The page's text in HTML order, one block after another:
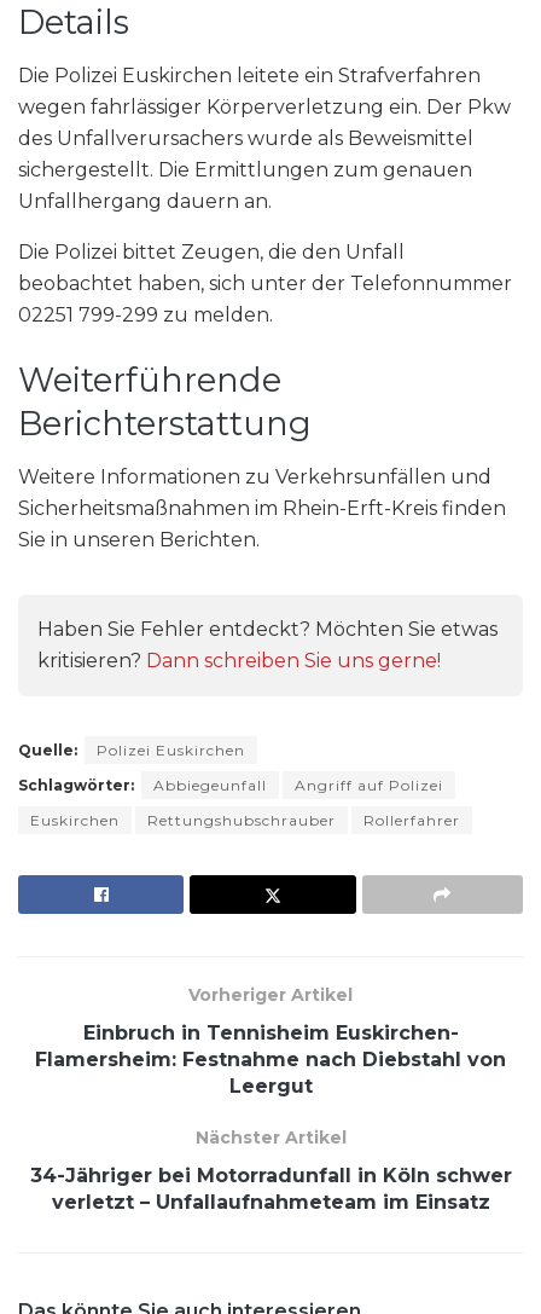
Details
Die Polizei Euskirchen leitete ein Strafverfahren
wegen fahrlässiger Körperverletzung ein. Der Pkw
des Unfallverursachers wurde als Beweismittel
sichergestellt. Die Ermittlungen zum genauen
Unfallhergang dauern an.
Die Polizei bittet Zeugen, die den Unfall
beobachtet haben, sich unter der Telefonnummer
02251 799-299 zu melden.
Weiterführende
Berichterstattung
Weitere Informationen zu Verkehrsunfällen und
Sicherheitsmaßnahmen im Rhein-Erft-Kreis finden
Sie in unseren Berichten.
Haben Sie Fehler entdeckt? Möchten Sie etwas
kritisieren? Dann schreiben Sie uns gerne!
Quelle:
Polizei Euskirchen
Schlagwörter:
Abbiegeunfall
Angriff auf Polizei
Euskirchen
Rettungshubschrauber Rollerfahrer
Vorheriger Artikel
Einbruch in Tennisheim Euskirchen-
Flamersheim: Festnahme nach Diebstahl von
Leergut
Nächster Artikel
34-Jähriger bei Motorradunfall in Köln schwer
verletzt – Unfallaufnahmeteam im Einsatz